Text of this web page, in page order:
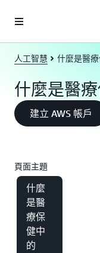
人工智慧 什麼是醫
什麼是醫
建立 AWS 帳戶
頁面主題
什麼
是醫
療保
健中
的